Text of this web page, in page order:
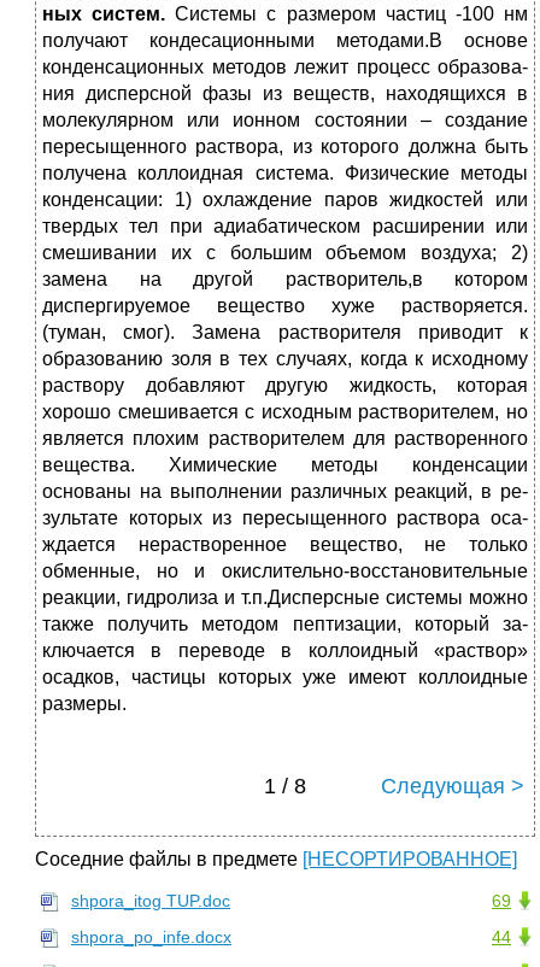
ных сис­тем.Системы с размером час­тиц -100 нм
получают конде­саци­онными методами.В ос­нове
конденсационных мето­дов ле­жит процесс образова­
ния дис­персной фазы из ве­ществ, на­ходящихся в
молеку­лярном или ионном состоя­нии – созда­ние
пересыщенного раствора, из которого должна быть
по­лучена коллоидная система. Физические методы
конденса­ции: 1) охлаждение паров жидко­стей или
твердых тел при адиабатическом расшире­нии или
смешивании их с большим объемом воздуха; 2)
замена на другой раствори­тель,в котором
диспергируе­мое вещество хуже растворя­ется.
(туман, смог). Замена растворителя приводит к
образованию золя в тех слу­чаях, когда к исходному
рас­твору добавляют другую жид­кость, которая
хорошо смеши­вается с исходным раствори­телем, но
является плохим растворителем для растворен­ного
вещества. Химические методы конден­сации
основаны на выполне­нии различных ре­акций, в ре­
зультате которых из пересы­щенного раствора оса­
ждается нерастворенное веще­ство, не только
обменные, но и окислительно-восстановитель­ные
реакции, гидролиза и т.п.Дисперсные системы можно
также получить мето­дом пеп­тизации, который за­
ключается в переводе в колло­идный «рас­твор»
осадков, час­тицы кото­рых уже имеют кол­лоидные
размеры.
1 / 8 Следующая >
Соседние файлы в предмете [НЕСОРТИРОВАННОЕ]
69
shpora_itog TUP.doc
44
shpora_po_infe.docx